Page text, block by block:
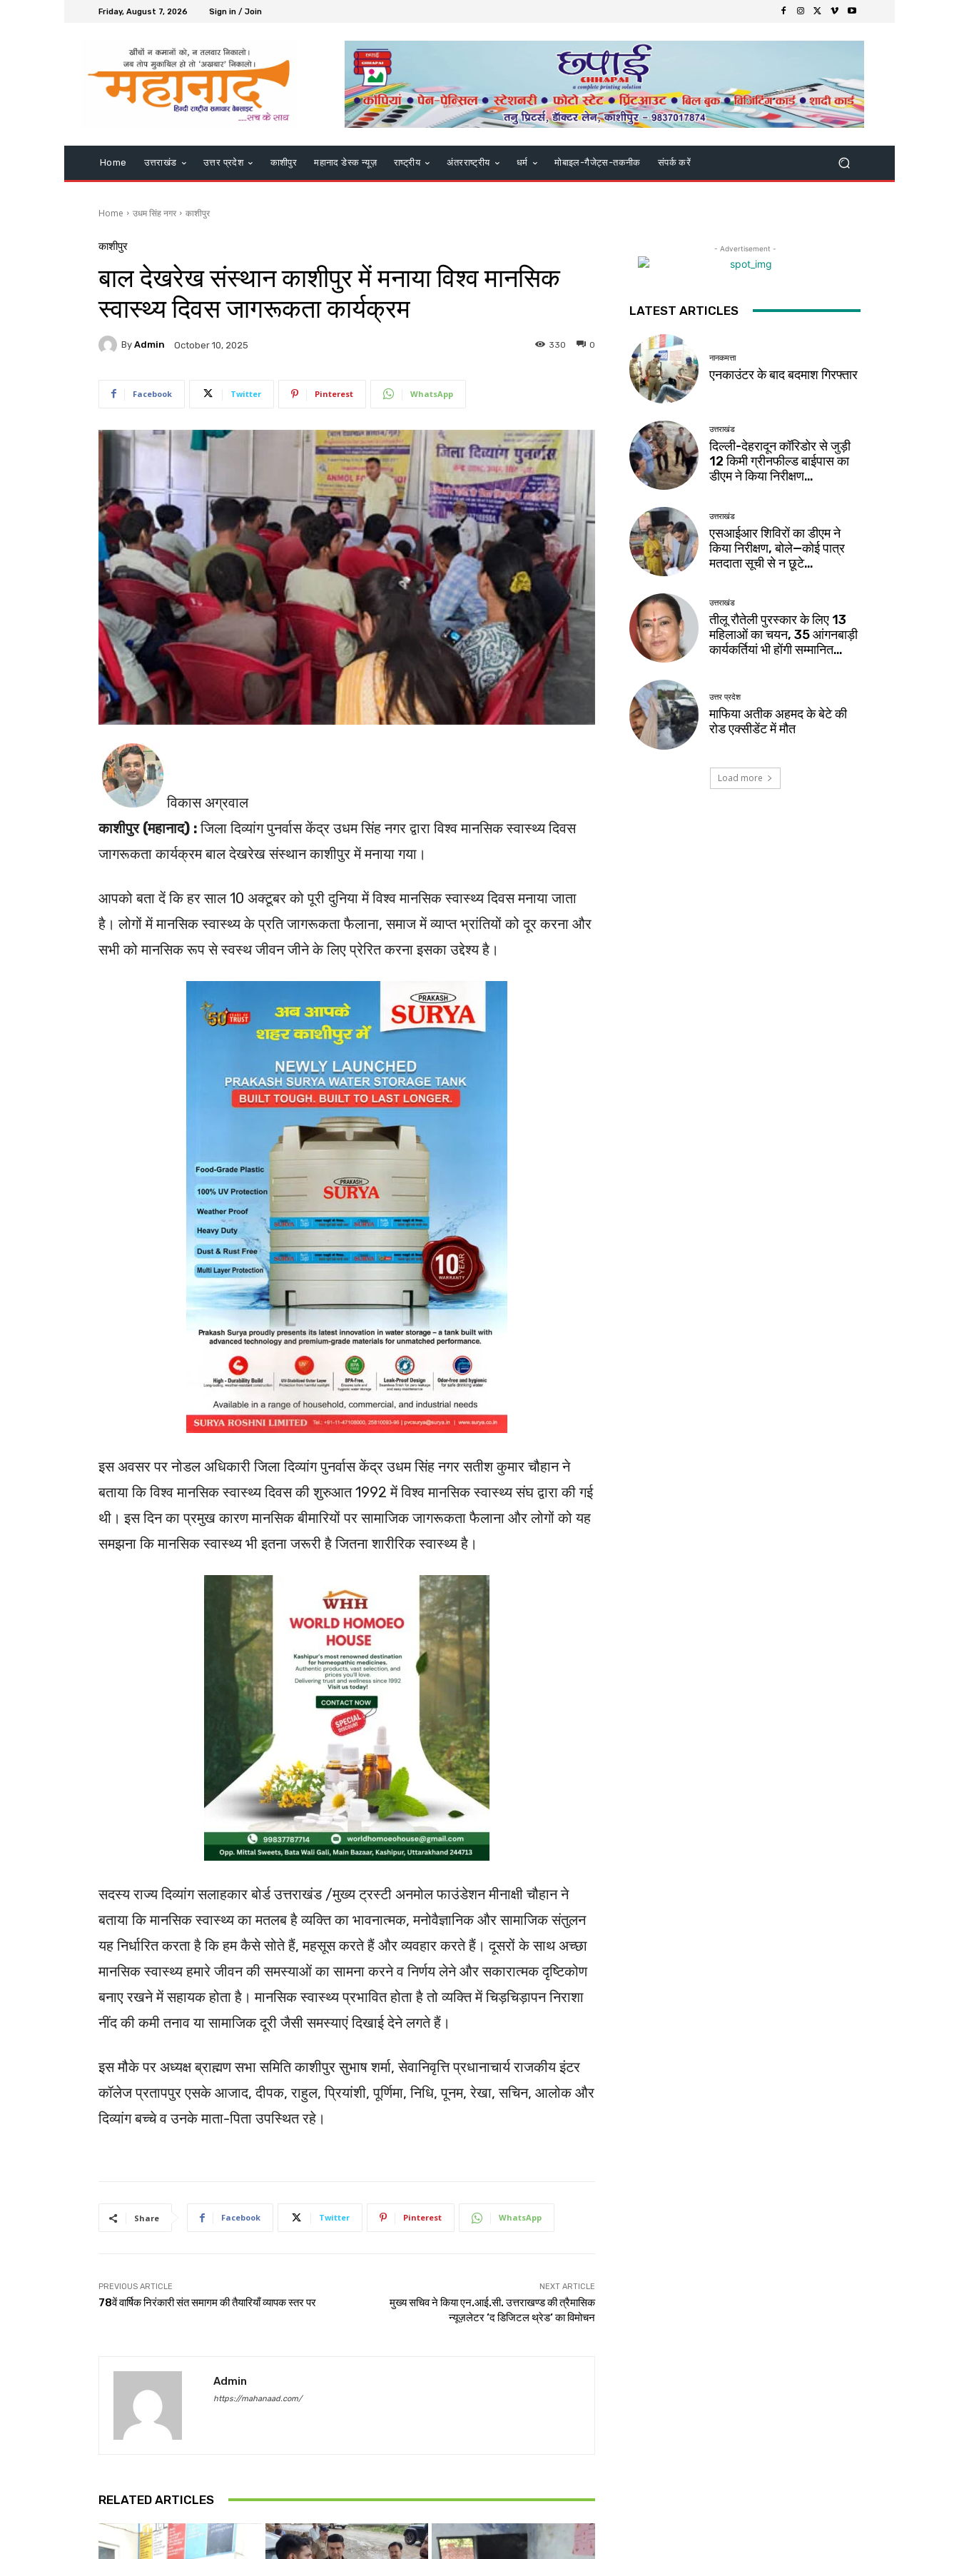
Friday, August 7, 2026 Sign in / Join
Home उत्तराखंड उत्तर प्रदेश काशीपुर महानाद डेस्क न्यूज़ राष्ट्रीय अंतरराष्ट्रीय धर्म मोबाइल-गैजेट्स-तकनीक संपर्क करें
Home उधम सिंह नगर काशीपुर
काशीपुर
बाल देखरेख संस्थान काशीपुर में मनाया विश्व मानसिक
स्वास्थ्य दिवस जागरूकता कार्यक्रम
By Admin October 10, 2025 0
330
Facebook Twitter Pinterest WhatsApp
विकास अग्रवाल
काशीपुर (महानाद) :जिला दिव्यांग पुनर्वास केंद्र उधम सिंह नगर द्वारा विश्व मानसिक स्वास्थ्य दिवस
जागरूकता कार्यक्रम बाल देखरेख संस्थान काशीपुर में मनाया गया।
आपको बता दें कि हर साल 10 अक्टूबर को पूरी दुनिया में विश्व मानसिक स्वास्थ्य दिवस मनाया जाता
है। लोगों में मानसिक स्वास्थ्य के प्रति जागरूकता फैलाना, समाज में व्याप्त भ्रांतियों को दूर करना और
सभी को मानसिक रूप से स्वस्थ जीवन जीने के लिए प्रेरित करना इसका उद्देश्य है।
इस अवसर पर नोडल अधिकारी जिला दिव्यांग पुनर्वास केंद्र उधम सिंह नगर सतीश कुमार चौहान ने
बताया कि विश्व मानसिक स्वास्थ्य दिवस की शुरुआत 1992 में विश्व मानसिक स्वास्थ्य संघ द्वारा की गई
थी। इस दिन का प्रमुख कारण मानसिक बीमारियों पर सामाजिक जागरूकता फैलाना और लोगों को यह
समझना कि मानसिक स्वास्थ्य भी इतना जरूरी है जितना शारीरिक स्वास्थ्य है।
सदस्य राज्य दिव्यांग सलाहकार बोर्ड उत्तराखंड /मुख्य ट्रस्टी अनमोल फाउंडेशन मीनाक्षी चौहान ने
बताया कि मानसिक स्वास्थ्य का मतलब है व्यक्ति का भावनात्मक, मनोवैज्ञानिक और सामाजिक संतुलन
यह निर्धारित करता है कि हम कैसे सोते हैं, महसूस करते हैं और व्यवहार करते हैं। दूसरों के साथ अच्छा
मानसिक स्वास्थ्य हमारे जीवन की समस्याओं का सामना करने व निर्णय लेने और सकारात्मक दृष्टिकोण
बनाए रखने में सहायक होता है। मानसिक स्वास्थ्य प्रभावित होता है तो व्यक्ति में चिड़चिड़ापन निराशा
नींद की कमी तनाव या सामाजिक दूरी जैसी समस्याएं दिखाई देने लगते हैं।
इस मौके पर अध्यक्ष ब्राह्मण सभा समिति काशीपुर सुभाष शर्मा, सेवानिवृत्ति प्रधानाचार्य राजकीय इंटर
कॉलेज प्रतापपुर एसके आजाद, दीपक, राहुल, प्रियांशी, पूर्णिमा, निधि, पूनम, रेखा, सचिन, आलोक और
दिव्यांग बच्चे व उनके माता-पिता उपस्थित रहे।
Share Facebook Twitter Pinterest WhatsApp
PREVIOUS ARTICLE
78वें वार्षिक निरंकारी संत समागम की तैयारियाँ व्यापक स्तर पर
NEXT ARTICLE
मुख्य सचिव ने किया एन.आई.सी. उत्तराखण्ड की त्रैमासिक
न्यूज़लेटर ‘द डिजिटल थ्रेड‘ का विमोचन
Admin
https://mahanaad.com/
RELATED ARTICLES
- Advertisement -
LATEST ARTICLES
नानकमत्ता
एनकाउंटर के बाद बदमाश गिरफ्तार
उत्तराखंड
दिल्ली-देहरादून कॉरिडोर से जुड़ी
12 किमी ग्रीनफील्ड बाईपास का
डीएम ने किया निरीक्षण…
उत्तराखंड
एसआईआर शिविरों का डीएम ने
किया निरीक्षण, बोले—कोई पात्र
मतदाता सूची से न छूटे…
उत्तराखंड
तीलू रौतेली पुरस्कार के लिए 13
महिलाओं का चयन, 35 आंगनबाड़ी
कार्यकर्तियां भी होंगी सम्मानित…
उत्तर प्रदेश
माफिया अतीक अहमद के बेटे की
रोड एक्सीडेंट में मौत
Load more